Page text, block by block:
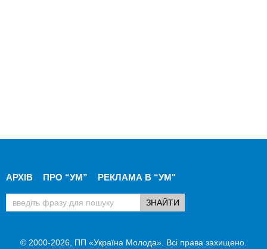
АРХІВ ПРО “УМ” РЕКЛАМА В “УМ"
© 2000-2026, ПП «Україна Молода». Всі права захищено.